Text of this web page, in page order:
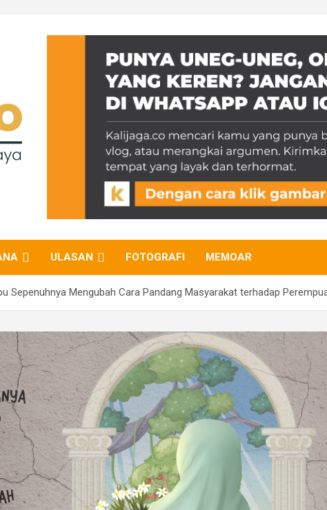
ULASAN FOTOGRAFI MEMOAR
Sepenuhnya Mengubah Cara Pandang Masyarakat terhadap